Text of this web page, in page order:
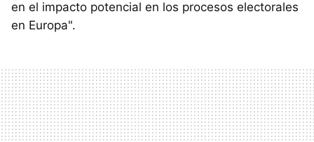
en el impacto potencial en los procesos electorales
en Europa".